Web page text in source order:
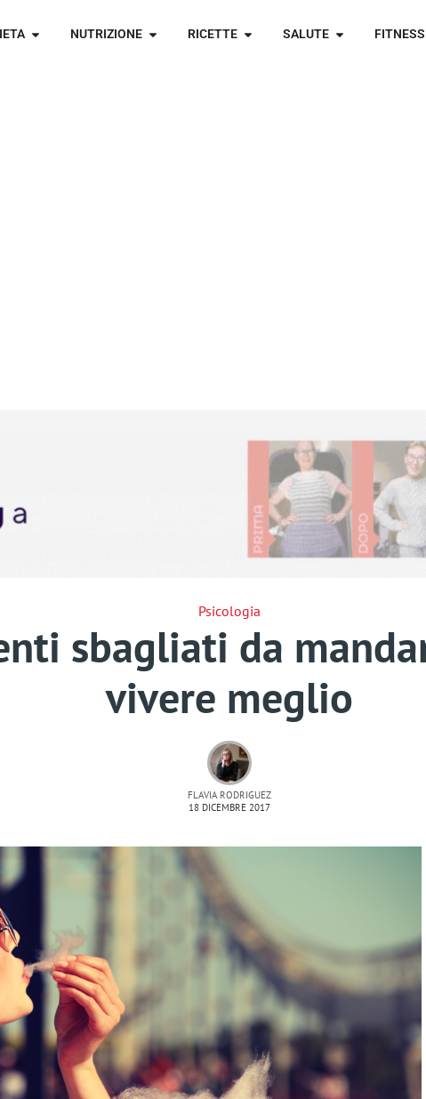
NUTRIZIONE RICETTE SALUTE FITNESS
Psicologia
sbagliati da
vivere meglio
FLAVIA RODRIGUEZ
18 DICEMBRE 2017